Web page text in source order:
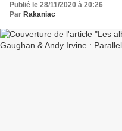
Publié le 28/11/2020 à 20:26
Par Rakaniac